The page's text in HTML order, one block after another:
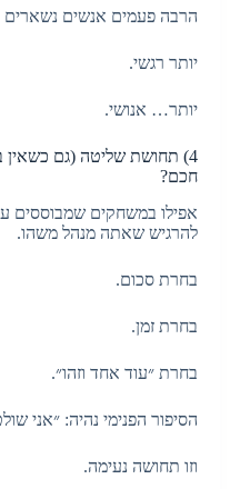
הרבה פעמים אנשים נשארים
יותר רגשי.
יותר… אנושי.
4) תחושת שליטה (גם
חכם?
אפילו במשחקים שמבוססים
להרגיש שאתה מנהל משהו.
בחרת סכום.
בחרת זמן.
בחרת ״עוד אחד וזהו״.
הסיפור הפנימי נהיה: ״אני
וזו תחושה נעימה.